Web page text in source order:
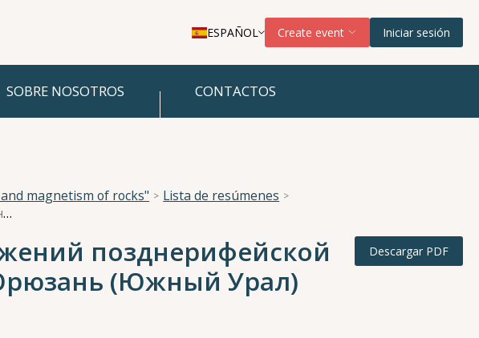
ESPAÑOL Create event Iniciar sesión
SOBRE NOSOTROS CONTACTOS
magnetism of rocks"
Lista de resúmenes
Циклостратиграфический анализ отложений позднерифейской катавской свиты на примере разреза Юрюзань (Южный Урал)
позднерифейской
(Южный Урал)
Descargar PDF